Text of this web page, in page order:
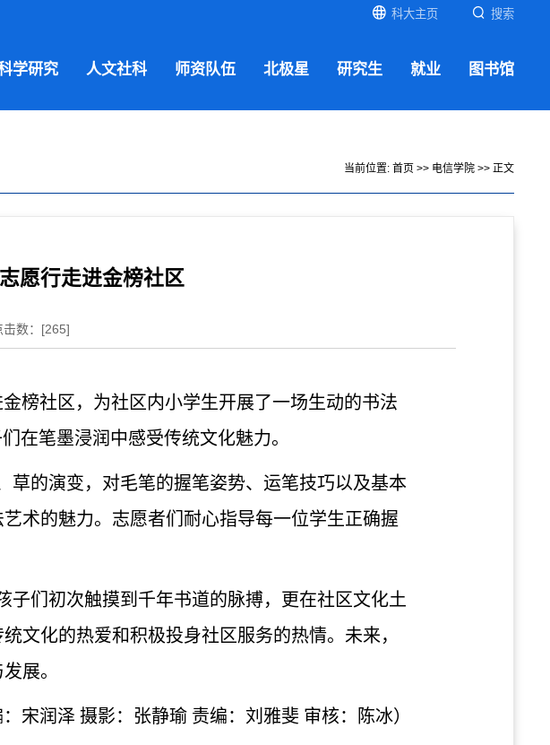
科大主页 搜索
学研究 人文社科 师资队伍 北极星 研究生 就业 图书馆
当前位置: 首页 >> 电信学院>> 正文
愿行走进金榜社区
击数：[265]
榜社区，为社区内小学生开展了一场生动的书法
在笔墨浸润中感受传统文化魅力。
的演变， 对毛笔的握笔姿势、运笔技巧以及基本
术的魅力。志愿者们耐心指导每一位学生正确握
们初次触摸到千年书道的脉搏，更在社区文化土
统文化的热爱和积极投身社区服务的热情。未来，
展。
：宋润泽 摄影：张静瑜 责编： 刘雅斐 审核： 陈冰）